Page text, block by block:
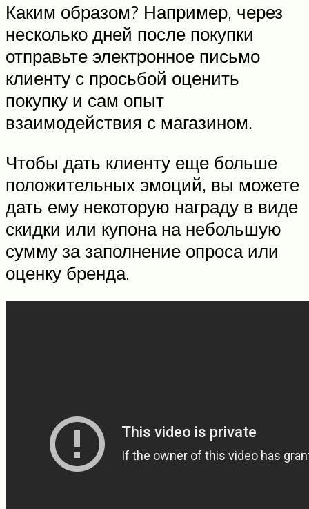
Каким образом? Например, через
несколько дней после покупки
отправьте электронное письмо
клиенту с просьбой оценить
покупку и сам опыт
взаимодействия с магазином.
Чтобы дать клиенту еще больше
положительных эмоций, вы можете
дать ему некоторую награду в виде
скидки или купона на небольшую
сумму за заполнение опроса или
оценку бренда.